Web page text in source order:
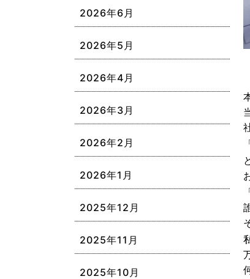
2026年6月
2026年5月
2026年4月
2026年3月
2026年2月
2026年1月
2025年12月
2025年11月
2025年10月